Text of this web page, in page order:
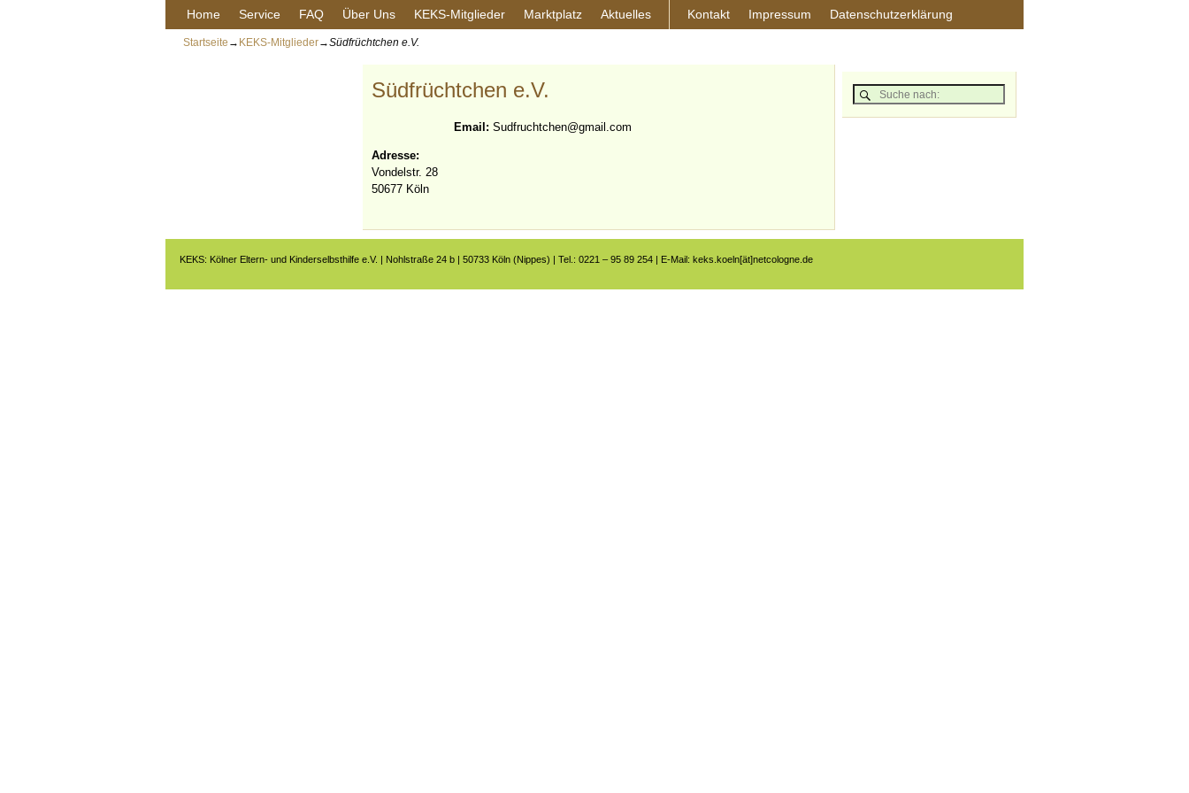
Home Service FAQ Über Uns KEKS-Mitglieder Marktplatz Aktuelles Kontakt Impressum Datenschutzerklärung
Startseite → KEKS-Mitglieder→Südfrüchtchen e.V.
Südfrüchtchen e.V.
Email: Sudfruchtchen@gmail.com
Adresse:
Vondelstr. 28
50677 Köln
KEKS: Kölner Eltern- und Kinderselbsthilfe e.V. | Nohlstraße 24 b | 50733 Köln (Nippes) | Tel.: 0221 – 95 89 254 | E-Mail: keks.koeln[ät]netcologne.de